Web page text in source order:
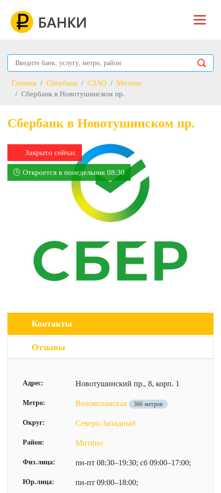
Главная Сбербанк СЗАО
Митино
Сбербанк в Новотушинском пр.
Сбербанк в Новотушинском пр.
Закрыто сейчас
🕒 Откроется в понедельник 08:30
Контакты
Отзывы
Адрес: Новотушинский пр., 8, корп. 1
Метро: Волоколамская 366 метров
Округ: Северо-Западный
Район: Митино
Физ.лица: пн-пт 08:30–19:30; сб 09:00–17:00;
Юр.лица: пн-пт 09:00–18:00;